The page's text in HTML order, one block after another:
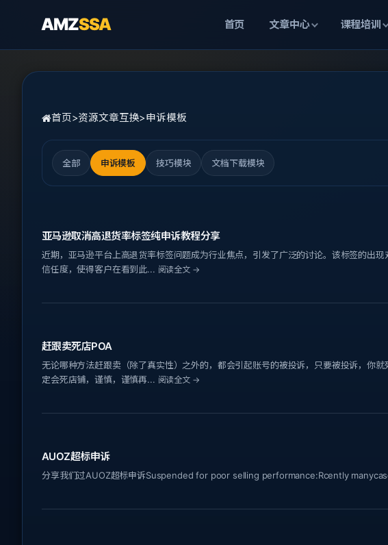
AMZSSA 首页 文章中心 课程培训
首页>资源文章互换>申诉模板
全部 申诉模板 技巧模块 文档下载模块
亚马逊取消高退货率标签纯申诉教程分享
近期，亚马逊平台上高退货率标签问题成为行业焦点，引发了广泛的讨论。该标签的出
信任度，使得客户在看到此... 阅读全文 →
赶跟卖死店POA
无论哪种方法赶跟卖（除了真实性）之外的，都会引起账号的被投诉，只要被投诉，你
定会死店铺，谨慎，谨慎再... 阅读全文 →
AUOZ超标申诉
分享我们过AUOZ超标申诉Suspended for poor selling performance:Rcently